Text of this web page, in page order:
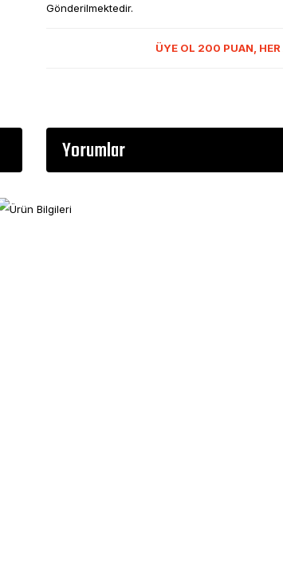
Gönderilmektedir.
ÜYE OL 200 PUAN,
Yorumlar